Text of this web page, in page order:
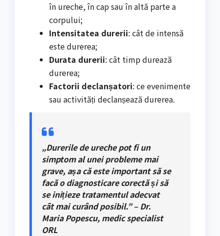
în ureche, în cap sau în altă parte a
corpului;
Intensitatea durerii: cât de intensă
este durerea;
Durata durerii: cât timp durează
durerea;
Factorii declanșatori: ce evenimente
sau activități declanșează durerea.
„Durerile de ureche pot fi un
simptom al unei probleme mai
grave, așa că este important să se
facă o diagnosticare corectă și să
se inițieze tratamentul adecvat
cât mai curând posibil.” – Dr.
Maria Popescu, medic specialist
ORL